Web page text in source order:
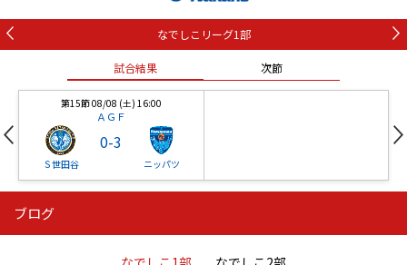
なでしこリーグ1部
試合結果 次節
第15節 08/08 (土) 16:00
ＡＧＦ
Ｓ世田谷
0-3
ニッパツ
ニッパツ 石人の星
ブログ